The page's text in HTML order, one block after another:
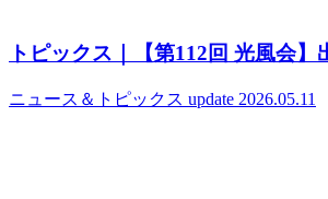
トピックス｜【第112回 光風会
ニュース＆トピックス update 2026.05.11